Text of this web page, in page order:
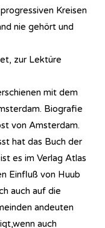
Kreisen
nie gehört und
zur Lektüre
mit dem
Biografie
von Amsterdam.
hat das Buch der
es im Verlag Atlas
Einfluß von Huub
auch auf die
andeuten
auch